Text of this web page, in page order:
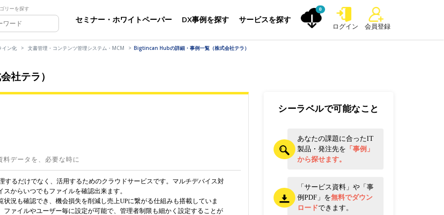
リーを探す
セミナー・ホワイトペーパー DX事例を探す サービスを探す
0
ログイン 会員登録
イン化 文書管理・コンテンツ管理システム・MCM Bigtincan Hubの詳細・事例一覧（株式会社テラ）
社テラ）
料データを、必要な時に
するだけでなく、活用するためのクラウドサービスです。マルチデバイス対
からいつでもファイルを確認出来ます。
況も確認でき、機会損失を削減し売上UPに繋がる仕組みも搭載していま
ファイルやユーザー毎に設定が可能で、管理者制限も細かく設定することが
シーラベルで可能なこと
あなたの課題に合ったIT
製品・発注先を 「事例」
から探せます。
「サービス資料」や「事
例PDF」を無料でダウン
ロードできます。